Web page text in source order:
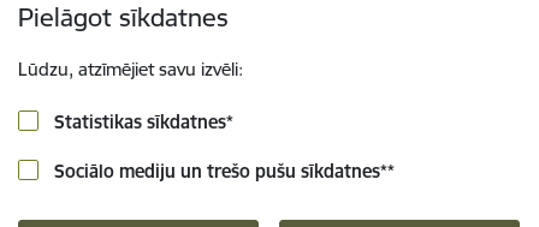
Pielāgot sīkdatnes
Lūdzu, atzīmējiet savu izvēli:
Statistikas sīkdatnes*
Sociālo mediju un trešo pušu sīkdatnes**